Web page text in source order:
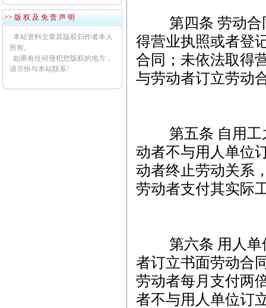
>> 版 权 及 免 责 声 明
本站资料文章其版权归作者本人
所有。
如果有任何侵犯您版权的地方，
请尽快与本站联系!
第四条 劳动合同
得营业执照或者登
合同；未依法取得
与劳动者订立劳动
第五条 自用工之
动者不与用人单位
动者终止劳动关系
劳动者支付其实际
第六条 用人单位
者订立书面劳动合
劳动者每月支付两
者不与用人单位订